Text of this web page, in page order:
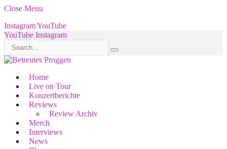
Close Menu
InstagramYouTube
YouTube Instagram
Home
Live on Tour
Konzertberichte
Reviews
Review Archiv
Merch
Interviews
News